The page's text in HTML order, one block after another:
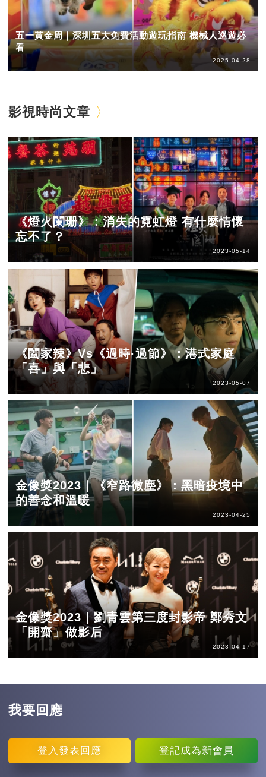
五一黃金周｜深圳五大免費活動遊玩指南 機械人巡遊必
看
2025-04-28
影視時尚文章
《燈火闌珊》：消失的霓虹燈 有什麼情懷
忘不了？
2023-05-14
《闔家辣》Vs《過時·過節》：港式家庭
「喜」與「悲」
2023-05-07
金像獎2023｜《窄路微塵》：黑暗疫境中
的善念和溫暖
2023-04-25
金像獎2023｜劉青雲第三度封影帝 鄭秀文
「開齋」做影后
2023-04-17
我要回應
登入 發表回應 登記成為新會員